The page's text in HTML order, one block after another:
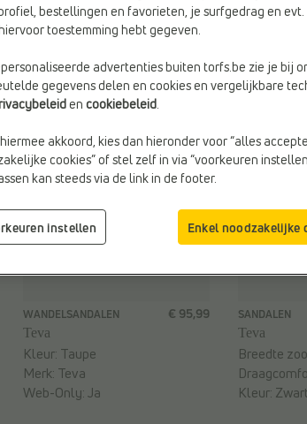
43 3 items
WANDELSANDALEN
Teva
€ 95,99
Kleur: Taupe
Merk: Teva
Web-Only:Ja
SANDALEN
Teva
Breedte
Kleur: Zwart
bestellingen en favorieten, je surfgedrag en
toestemming hebt gegeven.
advertenties buiten torfs.be zie je bij
gegevens delen en cookies en vergelijkbare
en cookiebeleid.
akkoord, kies dan hieronder voor “alles
cookies” of stel zelf in via “voorkeuren
kan steeds via de link in de footer.
instellen Enkel noodzakelijke